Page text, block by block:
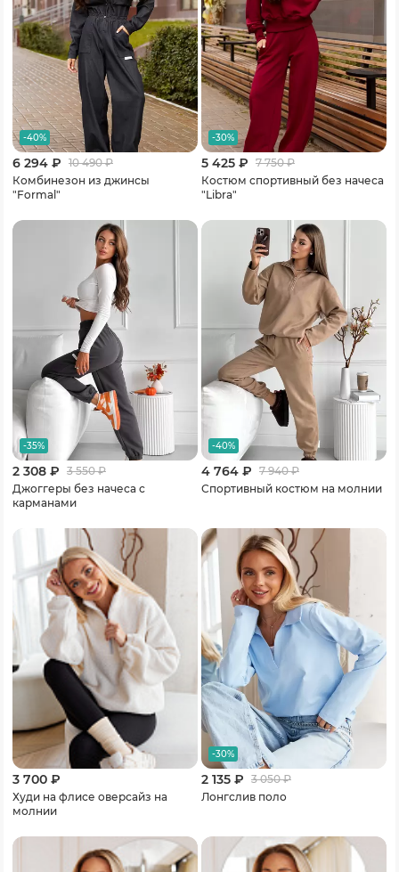
-40%
6 294 ₽ 10 490₽
Комбинезон из джинсы
"Formal"
-30%
5 425 ₽ 7 750₽
Костюм спортивный без начеса
"Libra"
-35%
2 308 ₽ 3 550₽
Джоггеры без начеса с
карманами
-40%
4 764 ₽ 7 940₽
Спортивный костюм на молнии
3 700 ₽
Худи на флисе оверсайз на
молнии
-30%
2 135 ₽ 3 050₽
Лонгслив поло